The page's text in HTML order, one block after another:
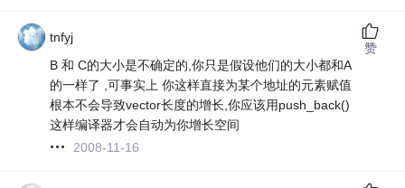
tnfyj
B 和 C的大小是不确定的,你只是假设他们的大小都和A
的一样了 ,可事实上 你这样直接为某个地址的元素赋值
根本不会导致vector长度的增长,你应该用push_back()
这样编译器才会自动为你增长空间
2008-11-16
赞